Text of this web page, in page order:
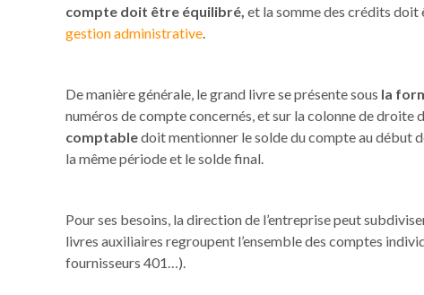
compte doit être équilibré, et la somme des crédits doit
gestion administrative.
De manière générale, le grand livre se présente sous la
numéros de compte concernés, et sur la colonne de droite
comptabledoit mentionner le solde du compte au début
la même période et le solde final.
Pour ses besoins, la direction de l’entreprise peut
livres auxiliaires regroupent l’ensemble des comptes
fournisseurs 401…).